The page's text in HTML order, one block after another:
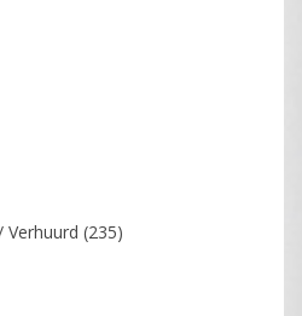
Verhuurd (235)